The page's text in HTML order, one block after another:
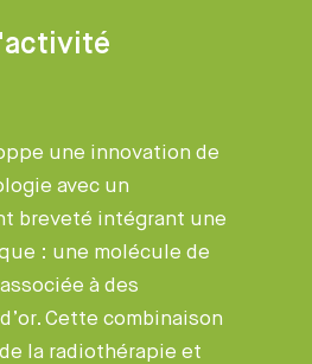
une innovation de
avec un
breveté intégrant une
: une molécule de
à des
Cette combinaison
la radiothérapie et